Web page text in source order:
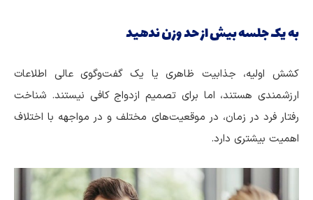
به یک جلسه بیش از حد وزن ندهید
کشش اولیه، جذابیت ظاهری یا یک گفت‌وگوی عالی اطلاعات
ارزشمندی هستند، اما برای تصمیم ازدواج کافی نیستند. شناخت
رفتار فرد در زمان، در موقعیت‌های مختلف و در مواجهه با اختلاف
اهمیت بیشتری دارد.